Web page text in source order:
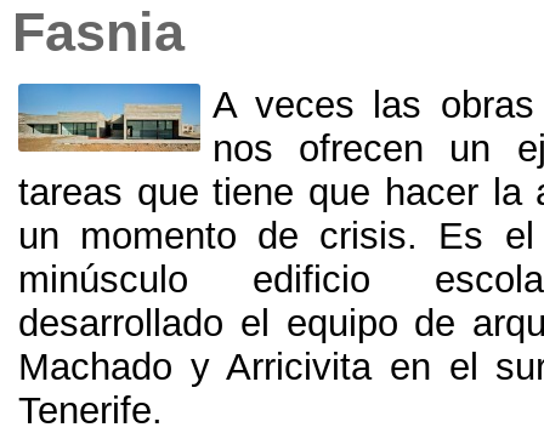
Fasnia
A veces las
nos ofrecen un
tareas que tiene que hacer la
un momento de crisis. Es
minúsculo edificio
desarrollado el equipo de
Machado y Arricivita en el
Tenerife.